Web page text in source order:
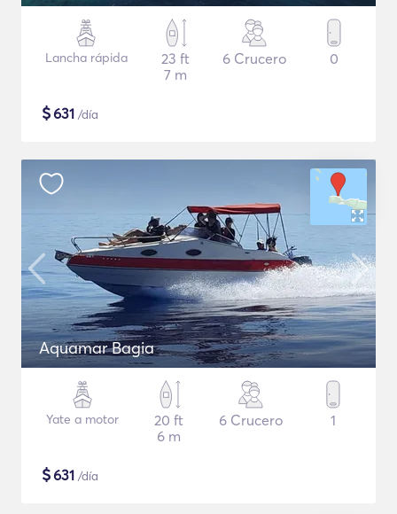
Lancha rápida
23 ft
7 m
6 Crucero 0
$631 /día
Aquamar Bagia
Yate a motor
20 ft
6 m
6 Crucero 1
$631 /día